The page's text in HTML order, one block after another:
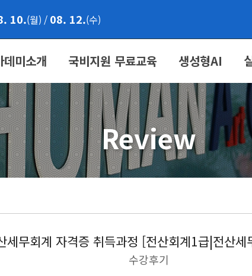
10.(월) / 08. 12.(수)
데미소개 국비지원 무료교육 생성형AI
Review
세무회계 자격증 취득과정 [전산회계1급|전산
수강후기